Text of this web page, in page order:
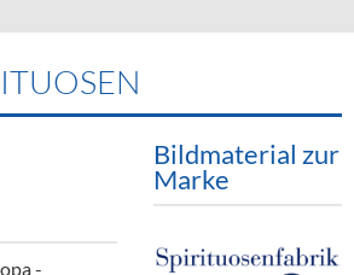
& Großhandel
Art des Bierzapfens
& Lieferbedingungen
-
Bildmaterial zur
Marke